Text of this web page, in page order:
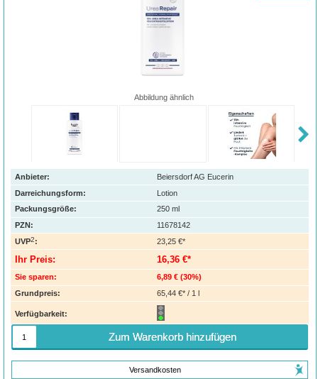
Abbildung ähnlich
Anbieter:
Beiersdorf AG Eucerin
Darreichungsform:
Lotion
Packungsgröße:
250 ml
PZN:
11678142
UVP2: 23,25 €*
Ihr Preis: 16,36 €*
Sie sparen: 6,89 € (30%)
Grundpreis:
65,44 €* / 1 l
Verfügbarkeit:
Zum Warenkorb hinzufügen
Versandkosten